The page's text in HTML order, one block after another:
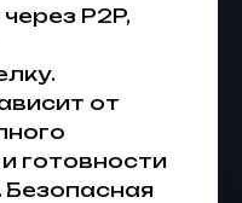
P2P,
от
готовности
Безопасная